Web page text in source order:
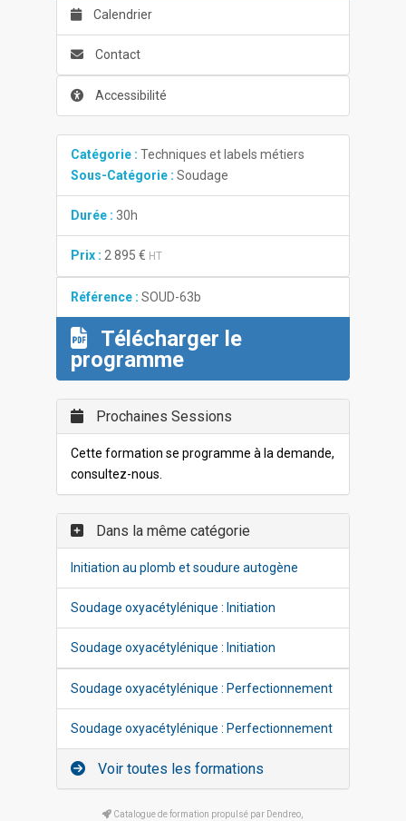
Calendrier
Contact
Accessibilité
Catégorie : Techniques et labels métiers
Sous-Catégorie : Soudage
Durée : 30h
Prix : 2 895 € HT
Référence : SOUD-63b
Télécharger le
programme
Prochaines Sessions
Cette formation se programme à la demande,
consultez-nous.
Dans la même catégorie
Initiation au plomb et soudure autogène
Soudage oxyacétylénique : Initiation
Soudage oxyacétylénique : Initiation
Soudage oxyacétylénique : Perfectionnement
Soudage oxyacétylénique : Perfectionnement
Voir toutes les formations
Catalogue de formation propulsé par Dendreo,